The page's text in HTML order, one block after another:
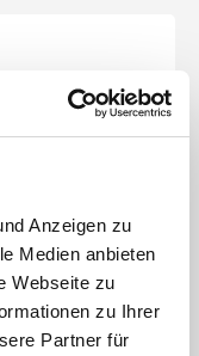
Anzeigen zu
Medien anbieten
Webseite zu
zu Ihrer
Partner für